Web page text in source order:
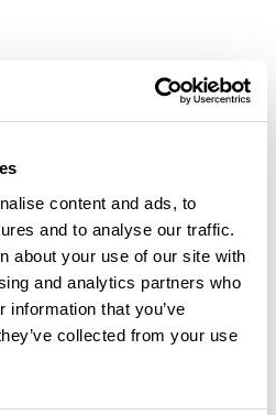
content and ads, to
and to analyse our traffic.
about your use of our site with
and analytics partners who
information that you’ve
collected from your use
un avis
de 94,8 km à proximité de